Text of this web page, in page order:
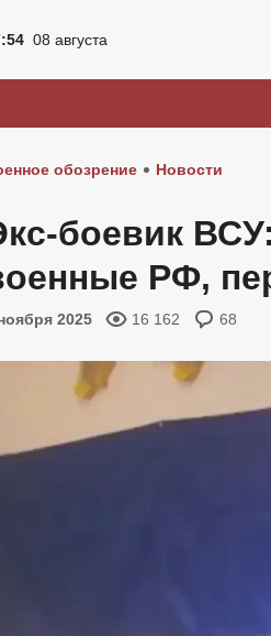
08 августа
обозрение Новости
боевик
РФ,
2025 16 162 68